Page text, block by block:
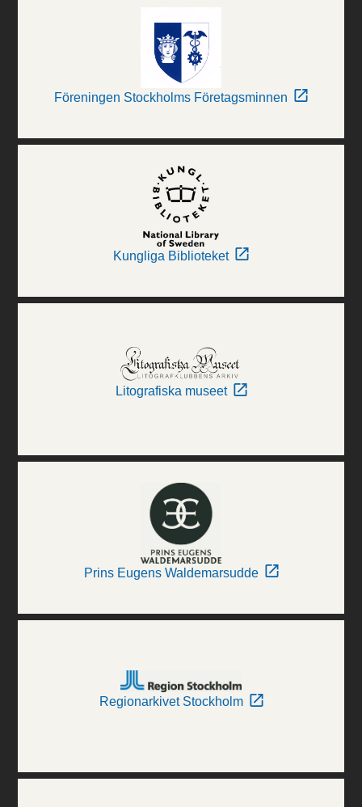
Föreningen Stockholms Företagsminnen
Kungliga Biblioteket
Litografiska museet
Prins Eugens Waldemarsudde
Regionarkivet Stockholm